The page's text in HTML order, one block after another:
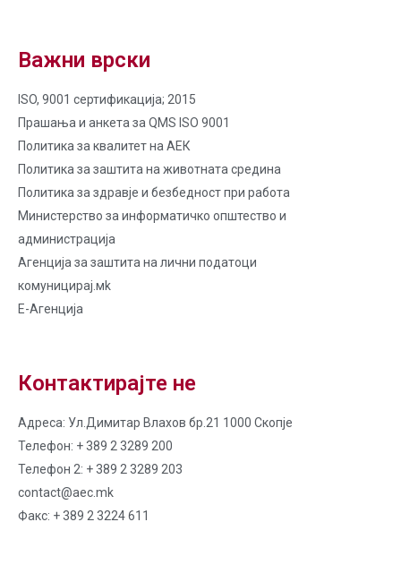
Важни врски
ISO, 9001 сертификација; 2015
Прашања и анкета за QMS ISO 9001
Политика за квалитет на AЕК
Политика за заштита на животната средина
Политика за здравје и безбедност при работа
Министерство за информатичко општество и
администрација
Агенција за заштита на лични податоци
комуницирај.мk
Е-Агенција
Контактирајте не
Адреса: Ул.Димитар Влахов бр.21 1000 Скопје
Телефон: + 389 2 3289 200
Телефон 2: + 389 2 3289 203
contact@aec.mk
Факс: + 389 2 3224 611